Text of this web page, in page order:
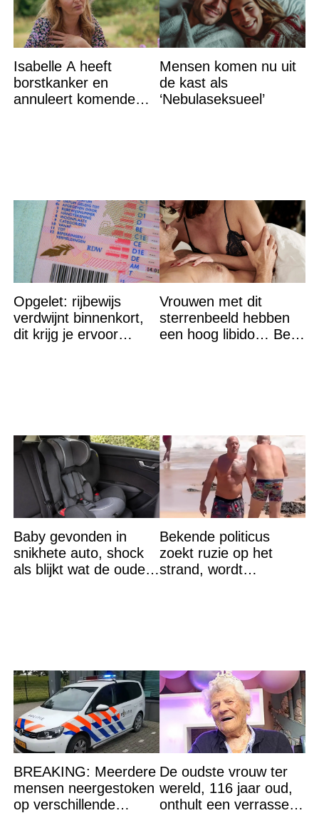
Isabelle A heeft
borstkanker en
annuleert komende
Mensen komen nu uit
de kast als
‘Nebulaseksueel’
Opgelet: rijbewijs
verdwijnt binnenkort,
dit krijg je ervoor
Vrouwen met dit
sterrenbeeld hebben
een hoog libido… Ben
Baby gevonden in
snikhete auto, shock
als blijkt wat de ouders
Bekende politicus
zoekt ruzie op het
strand, wordt
BREAKING: Meerdere
mensen neergestoken
op verschillende
De oudste vrouw ter
wereld, 116 jaar oud,
onthult een verrassend